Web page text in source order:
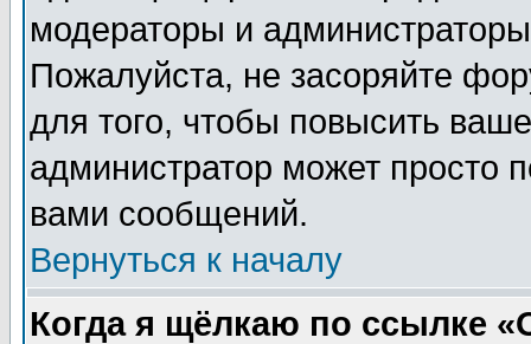
модераторы и
Пожалуйста, не засоряйте
для того, чтобы повысить
администратор может просто
вами сообщений.
Вернуться к началу
Когда я щёлкаю по ссылке